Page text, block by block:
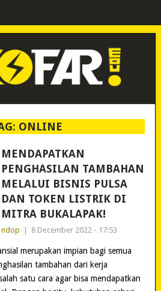
ONLINE
MENDAPATKAN
PENGHASILAN TAMBAHAN
MELALUI BISNIS PULSA
DAN TOKEN LISTRIK DI
MITRA BUKALAPAK!
ndop 8 December 2022 - 17:53
merupakan impian bagi semua
tambahan dari kerja
satu cara agar bisa mendapatkan